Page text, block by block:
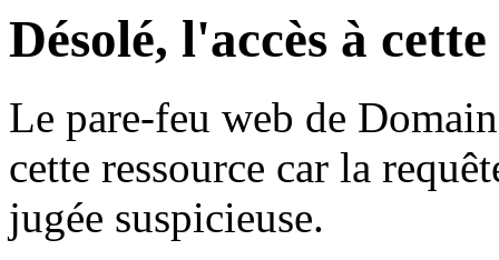
Désolé, l'accès à
Le pare-feu web de
cette ressource car la
jugée suspicieuse.